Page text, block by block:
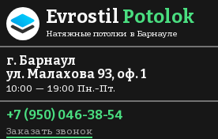
Перейти к содержанию
Evrostil Potolok
Натяжные потолки в Барнауле
г. Барнаул
ул. Малахова 93, оф. 1
10:00 — 19:00 Пн.-Пт.
+7 (950) 046-38-54
Заказать звонок